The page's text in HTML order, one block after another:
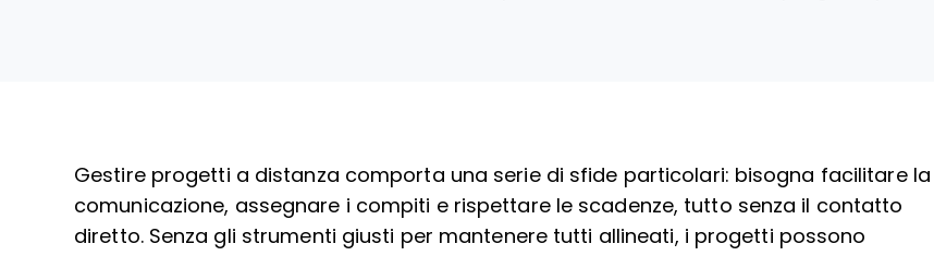
Gestire progetti a distanza comporta una serie di sfide particolari: bisogna facilitare la
comunicazione, assegnare i compiti e rispettare le scadenze, tutto senza il contatto
diretto. Senza gli strumenti giusti per mantenere tutti allineati, i progetti possono